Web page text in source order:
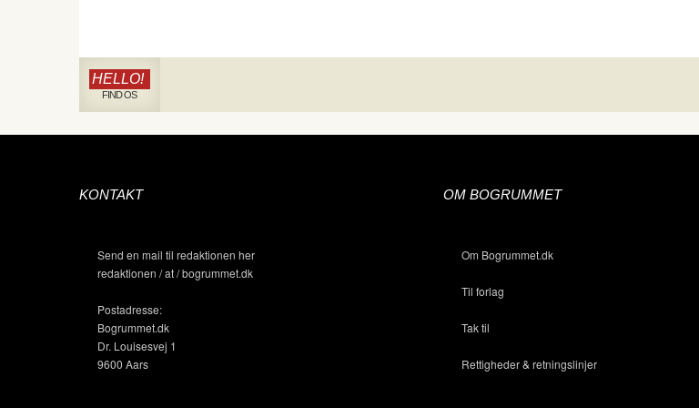
HELLO!
FIND OS
KONTAKT
Send en mail til redaktionen her
redaktionen / at / bogrummet.dk
Postadresse:
Bogrummet.dk
Dr. Louisesvej 1
9600 Aars
OM BOGRUMMET
Om Bogrummet.dk
Til forlag
Tak til
Rettigheder & retningslinjer